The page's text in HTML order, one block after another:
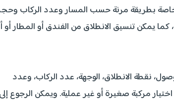
بطريقة مرنة حسب المسار وعدد الركاب
يمكن تنسيق الانطلاق من الفندق أو المطار أو
نقطة الانطلاق، الوجهة، عدد الركاب، وعدد
مركبة صغيرة أو غير عملية. ويمكن الرجوع